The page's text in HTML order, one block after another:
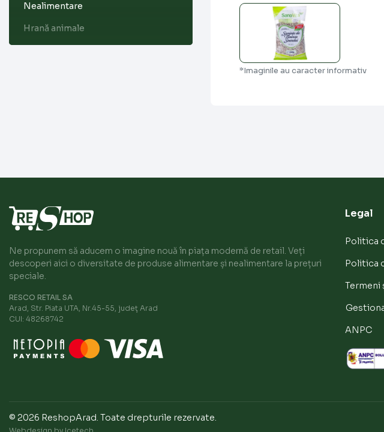
Nealimentare
Hrană animale
*Imaginile au caracter informativ
Ne propunem să aducem o imagine nouă în piața modernă de retail. Veți
descoperi aici o diversitate de produse alimentare și nealimentare la prețuri
speciale.
RESCO RETAIL SA
Arad, Str. Piata UTA, Nr.45-55, judeţ Arad
CUI: 48268742
Legal
Politica
Politica
Termeni
ANPC
© 2026 ReshopArad. Toate drepturile rezervate.